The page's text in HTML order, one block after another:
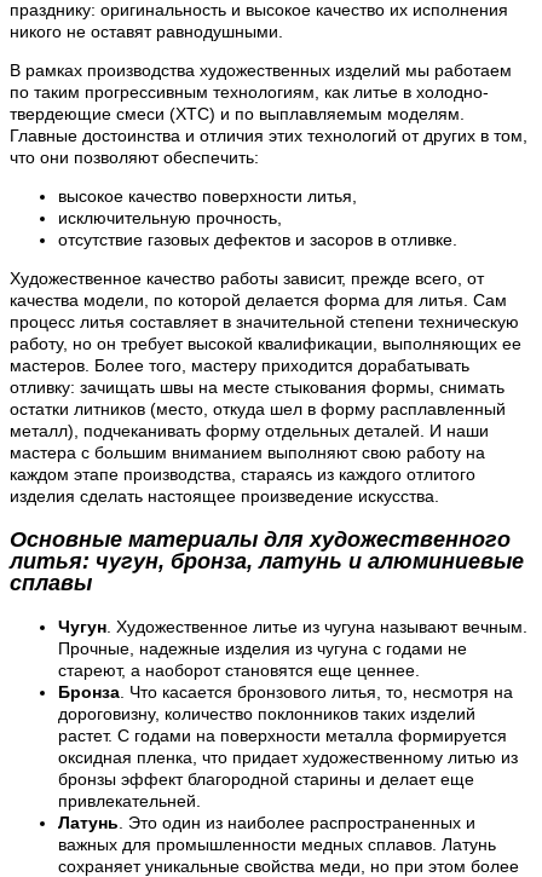
празднику: оригинальность и высокое качество их исполнения
никого не оставят равнодушными.
В рамках производства художественных изделий мы работаем
по таким прогрессивным технологиям, как литье в холодно-
твердеющие смеси (ХТС) и по выплавляемым моделям.
Главные достоинства и отличия этих технологий от других в том,
что они позволяют обеспечить:
высокое качество поверхности литья,
исключительную прочность,
отсутствие газовых дефектов и засоров в отливке.
Художественное качество работы зависит, прежде всего, от
качества модели, по которой делается форма для литья. Сам
процесс литья составляет в значительной степени техническую
работу, но он требует высокой квалификации, выполняющих ее
мастеров. Более того, мастеру приходится дорабатывать
отливку: зачищать швы на месте стыкования формы, снимать
остатки литников (место, откуда шел в форму расплавленный
металл), подчеканивать форму отдельных деталей. И наши
мастера с большим вниманием выполняют свою работу на
каждом этапе производства, стараясь из каждого отлитого
изделия сделать настоящее произведение искусства.
Основные материалы для художественного
литья: чугун, бронза, латунь и алюминиевые
сплавы
Чугун . Художественное литье из чугуна называют вечным.
Прочные, надежные изделия из чугуна с годами не
стареют, а наоборот становятся еще ценнее.
Бронза . Что касается бронзового литья, то, несмотря на
дороговизну, количество поклонников таких изделий
растет. С годами на поверхности металла формируется
оксидная пленка, что придает художественному литью из
бронзы эффект благородной старины и делает еще
привлекательней.
Латунь . Это один из наиболее распространенных и
важных для промышленности медных сплавов. Латунь
сохраняет уникальные свойства меди, но при этом более